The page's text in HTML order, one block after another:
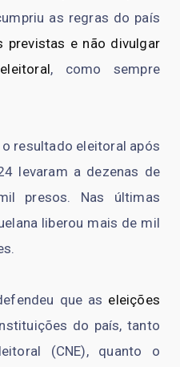
as regras do país
previstas e não divulgar
, como sempre
resultado eleitoral após
levaram a dezenas de
presos. Nas últimas
liberou mais de mil
que as eleições
do país, tanto
(CNE), quanto o